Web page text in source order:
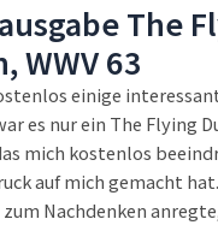
The
WWV 63
einige
es nur ein The Flying
mich kostenlos
auf mich gemacht
Nachdenken